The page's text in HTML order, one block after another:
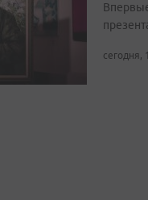
сегодня,